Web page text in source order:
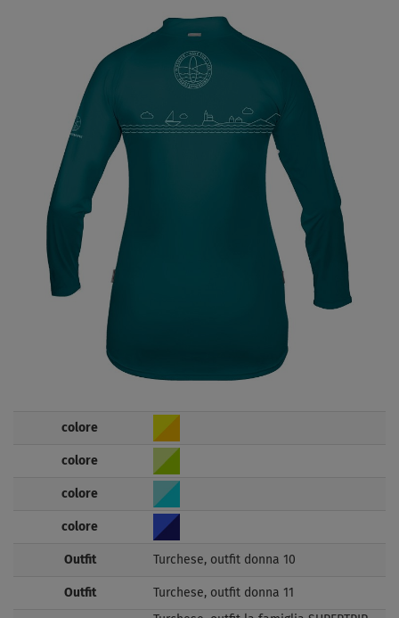
colore
colore
colore
colore
Outfit Turchese, outfit donna 10
Outfit Turchese, outfit donna 11